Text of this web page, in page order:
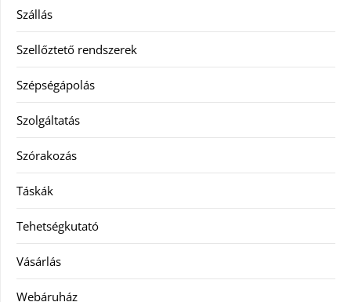
Szállás
Szellőztető rendszerek
Szépségápolás
Szolgáltatás
Szórakozás
Táskák
Tehetségkutató
Vásárlás
Webáruház